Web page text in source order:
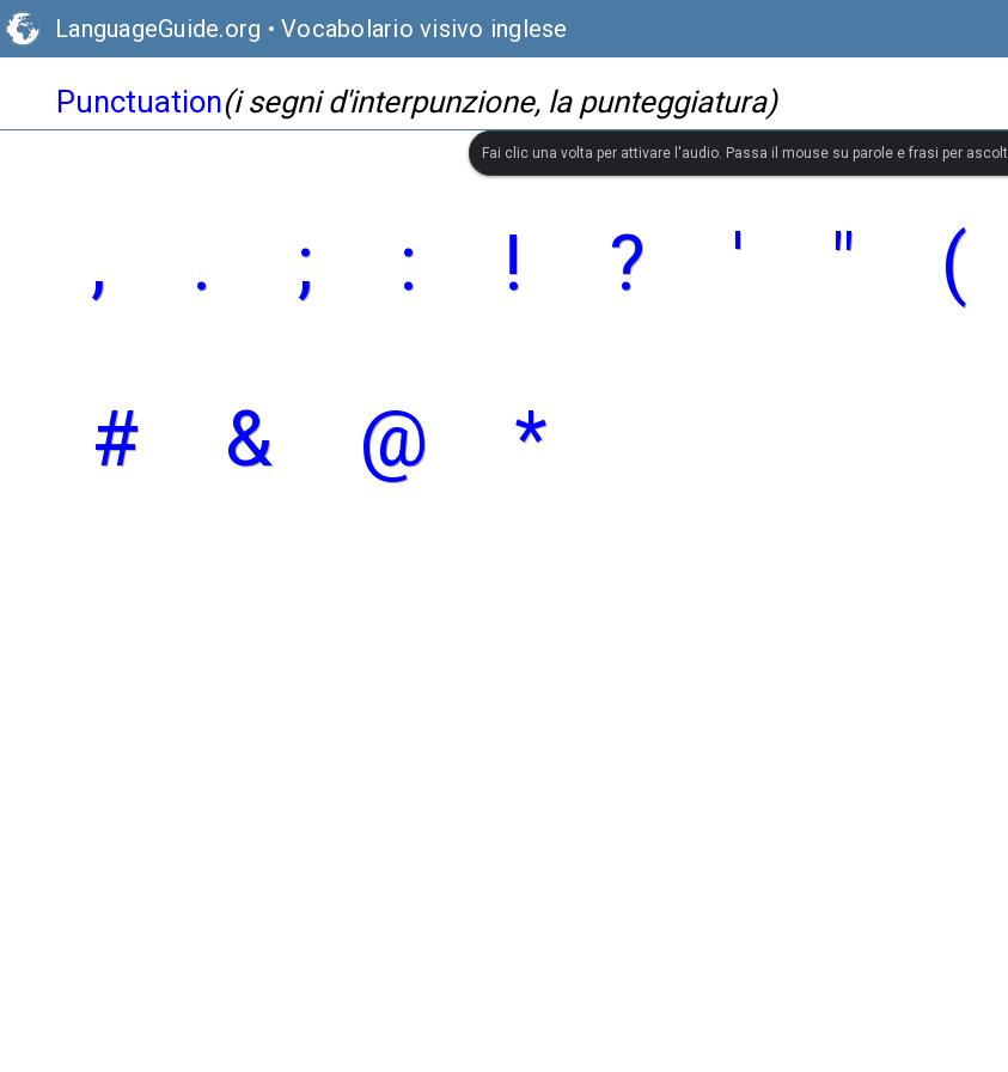
LanguageGuide.org • Vocabolario visivo inglese
Punctuation(i segni d'interpunzione, la punteggiatura)
Fai clic una volta per attivare l'audio. Passa il mouse su parole e frasi per
, . ; : ! ? ' " (
#
& @ *